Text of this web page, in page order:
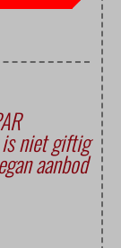
niet giftig
aanbod